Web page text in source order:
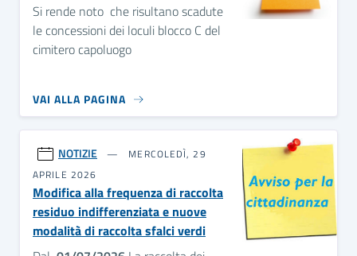
Si rende noto che risultano scadute
le concessioni dei loculi blocco C del
cimitero capoluogo
VAI ALLA PAGINA
NOTIZIE
MERCOLEDÌ, 29
APRILE 2026
Modifica alla frequenza di raccolta
residuo indifferenziata e nuove
modalità di raccolta sfalci verdi